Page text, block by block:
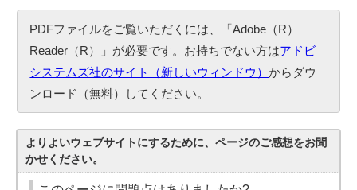
PDFファイルをご覧いただくには、「Adobe（R）
Reader（R）」が必要です。お持ちでない方はアドビ
システムズ社のサイト（新しいウィンドウ）からダウ
ンロード（無料）してください。
よりよいウェブサイトにするために、ページのご感想をお聞
かせください。